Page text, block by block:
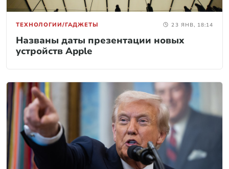
ТЕХНОЛОГИИ/ГАДЖЕТЫ 23 ЯНВ, 18:14
Названы даты презентации новых
устройств Apple